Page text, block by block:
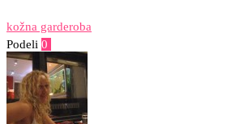
kožna garderoba
Podeli 0